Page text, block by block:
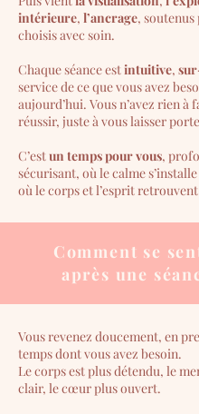
intérieure, l’ancrage, soutenus
choisis avec soin.
Chaque séance estintuitive,
service de ce que vous avez
aujourd’hui. Vous n’avez rien à
réussir, juste à vous laisser
C’estun temps pour vous,
sécurisant, où le calme
où le corps et l’esprit
Comment se
après une
Vous revenez doucement, en
temps dont vous avez besoin.
Le corps est plus détendu, le
clair, le cœur plus ouvert.